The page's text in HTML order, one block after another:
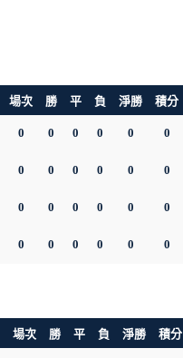
場次 勝 平 負 淨勝 積分
0 0 0 0 0 0
0 0 0 0 0 0
0 0 0 0 0 0
0 0 0 0 0 0
場次 勝 平 負 淨勝 積分